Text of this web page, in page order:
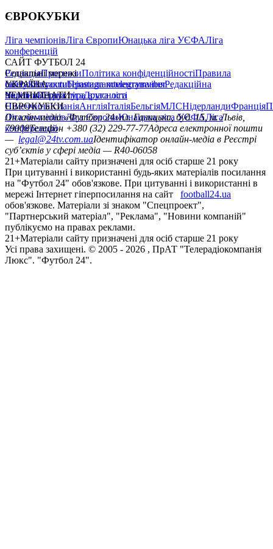
ЄВРОКУБКИ
Ліга чемпіонівЛіга ЄвропиЮнацька ліга УЄФАЛіга
конференцій
САЙТ ФУТБОЛ 24
РедакціяПрогнозиПолітика конфіденційностіПравила
сайтуКонтактиПравила коментуванняРедакційна
політикаСтруктура власності
Соціальні мережі
facebookxyoutubeinstagramtelegramviber
УКРАЇНА
УкраїнаПерша лігаДруга ліга
ЧЕМПІОНАТИ
НімеччинаІспаніяАнгліяІталіяБельгіяМЛСНідерландиФранція
ЄВРОКУБКИ
Ліга чемпіонівЛіга ЄвропиЮнацька ліга УЄФАЛіга
конференцій
Онлайн-медіа «Футбол 24»пл. Галицька, буд. 15, м. Львів,
79008Телефон +380 (32) 229-77-77Адреса електронної пошти
— legal@24tv.com.uaІдентифікатор онлайн-медіа в Реєстрі
суб’єктів у сфері медіа — R40-06058
21+Матеріали сайту призначені для осіб старше 21 року
При цитуванні і використанні будь-яких матеріалів посилання
на "Футбол 24" обов'язкове. При цитуванні і використанні в
мережі Інтернет гіперпосилання на сайт
football24.ua
обов'язкове. Матеріали зі знаком "Спецпроект",
"Партнерський матеріал", "Реклама", "Новини компаній"
публікуємо на правах реклами.
21+Матеріали сайту призначені для осіб старше 21 року
Усi права захищенi. © 2005 - 2026 , ПрАТ "Телерадіокомпанія
Люкс". "Футбол 24".